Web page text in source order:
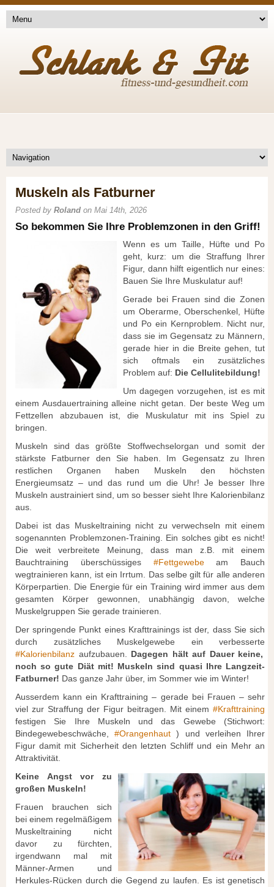
Muskeln als Fatburner
Posted by Roland on Mai 14th, 2026
So bekommen Sie Ihre Problemzonen in den Griff!
Wenn es um Taille, Hüfte und Po
geht, kurz: um die Straffung Ihrer
Figur, dann hilft eigentlich nur eines:
Bauen Sie Ihre Muskulatur auf!
Gerade bei Frauen sind die Zonen
um Oberarme, Oberschenkel, Hüfte
und Po ein Kernproblem. Nicht nur,
dass sie im Gegensatz zu Männern,
gerade hier in die Breite gehen, tut
sich oftmals ein zusätzliches
Problem auf: Die Cellulitebildung!
Um dagegen vorzugehen, ist es mit
einem Ausdauertraining alleine nicht getan. Der beste Weg um
Fettzellen abzubauen ist, die Muskulatur mit ins Spiel zu
bringen.
Muskeln sind das größte Stoffwechselorgan und somit der
stärkste Fatburner den Sie haben. Im Gegensatz zu Ihren
restlichen Organen haben Muskeln den höchsten
Energieumsatz – und das rund um die Uhr! Je besser Ihre
Muskeln austrainiert sind, um so besser sieht Ihre Kalorienbilanz
aus.
Dabei ist das Muskeltraining nicht zu verwechseln mit einem
sogenannten Problemzonen-Training. Ein solches gibt es nicht!
Die weit verbreitete Meinung, dass man z.B. mit einem
Bauchtraining überschüssiges#Fettgewebeam Bauch
wegtrainieren kann, ist ein Irrtum. Das selbe gilt für alle anderen
Körperpartien. Die Energie für ein Training wird immer aus dem
gesamten Körper gewonnen, unabhängig davon, welche
Muskelgruppen Sie gerade trainieren.
Der springende Punkt eines Krafttrainings ist der, dass Sie sich
durch zusätzliches Muskelgewebe ein verbesserte
#Kalorienbilanz aufzubauen. Dagegen hält auf Dauer keine,
noch so gute Diät mit! Muskeln sind quasi Ihre Langzeit-
Fatburner! Das ganze Jahr über, im Sommer wie im Winter!
Ausserdem kann ein Krafttraining – gerade bei Frauen – sehr
viel zur Straffung der Figur beitragen. Mit einem #Krafttraining
festigen Sie Ihre Muskeln und das Gewebe (Stichwort:
Bindegewebeschwäche,
#Orangenhaut ) und verleihen Ihrer
Figur damit mit Sicherheit den letzten Schliff und ein Mehr an
Attraktivität.
Keine Angst vor zu
großen Muskeln!
Frauen brauchen sich
bei einem regelmäßigem
Muskeltraining nicht
davor zu fürchten,
irgendwann mal mit
Männer-Armen und
Herkules-Rücken durch die Gegend zu laufen. Es ist genetisch